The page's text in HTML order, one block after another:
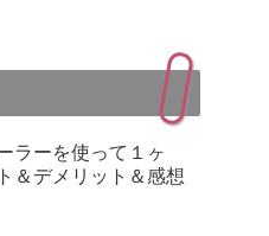
ラーを使って１ヶ
＆デメリット＆感想